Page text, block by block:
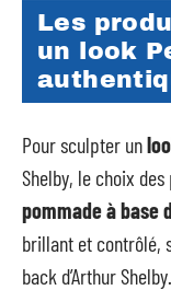
Les
un look
Pour sculpter un
Shelby, le choix
pommade à base
brillant et contrôlé,
back d’Arthur